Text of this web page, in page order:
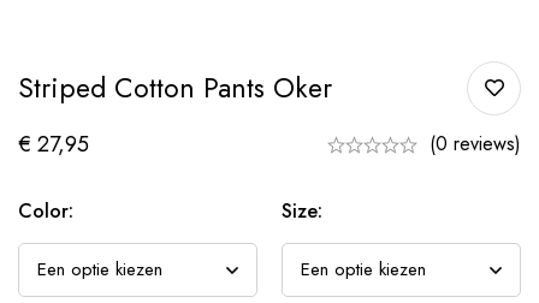
Striped Cotton Pants Oker
€ 27,95 (0 reviews)
Color: Size: